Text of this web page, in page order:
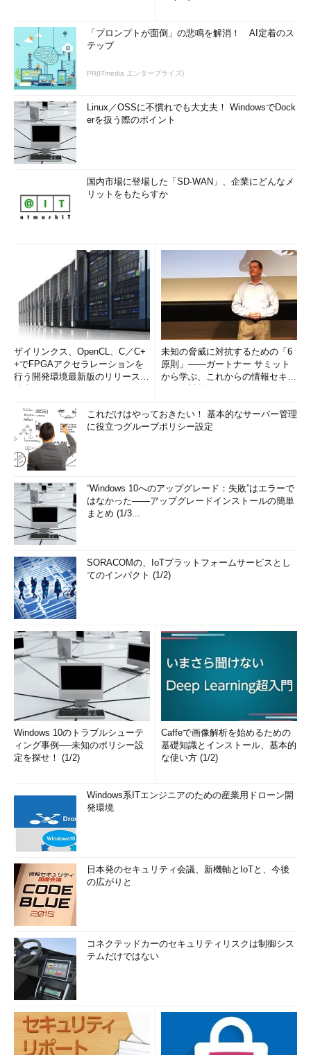
「プロンプトが面倒」の悲鳴を解消！ AI定着のス
テップ
PR(ITmedia エンタープライズ)
Linux／OSSに不慣れでも大丈夫！ WindowsでDock
erを扱う際のポイント
国内市場に登場した「SD-WAN」、企業にどんなメ
リットをもたらすか
ザイリンクス、OpenCL、C／C+
+でFPGAアクセラレーションを
行う開発環境最新版のリリースを
未知の脅威に対抗するための「6
原則」――ガートナー サミット
から学ぶ、これからの情報セキュ
これだけはやっておきたい！ 基本的なサーバー管理
に役立つグループポリシー設定
“Windows 10へのアップグレード：失敗”はエラーで
はなかった――アップグレードインストールの簡単
まとめ (1/3...
SORACOMの、IoTプラットフォームサービスとし
てのインパクト (1/2)
Windows 10のトラブルシューテ
ィング事例──未知のポリシー設
定を探せ！ (1/2)
Caffeで画像解析を始めるための
基礎知識とインストール、基本的
な使い方 (1/2)
Windows系ITエンジニアのための産業用ドローン開
発環境
日本発のセキュリティ会議、新機軸とIoTと、今後
の広がりと
コネクテッドカーのセキュリティリスクは制御シス
テムだけではない